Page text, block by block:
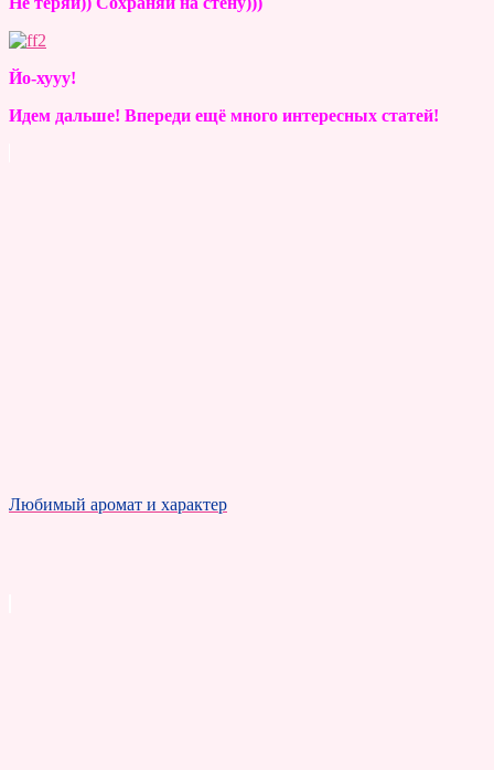
Йо-хууу!
Идем дальше! Впереди ещё много интересных статей!
Любимый аромат и характер